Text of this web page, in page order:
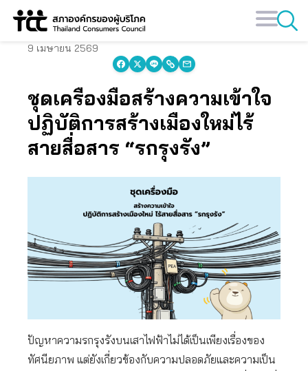
Skip
9 เมษายน 2569
ชุดเครื่องมือสร้างความเข้าใจ
ปฏิบัติการสร้างเมืองใหม่ไร้
สายสื่อสาร “รกรุงรัง”
ปัญหาความรกรุงรังบนเสาไฟฟ้าไม่ได้เป็นเพียงเรื่องของ
ทัศนียภาพ แต่ยังเกี่ยวข้องกับความปลอดภัยและความเป็น